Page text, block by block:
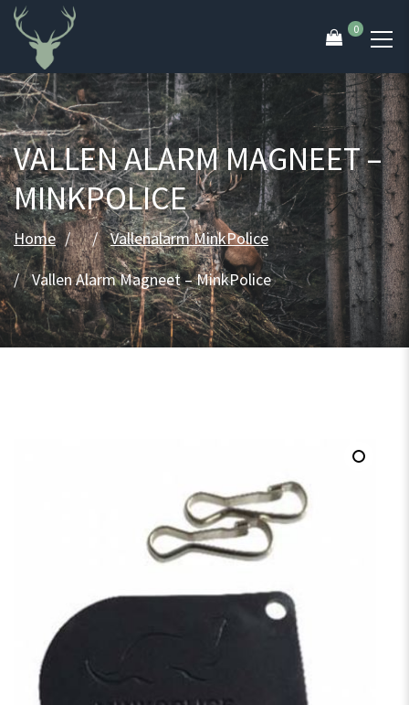
0
VALLEN ALARM MAGNEET –
MINKPOLICE
Home
Vallenalarm MinkPolice
Vallen Alarm Magneet – MinkPolice